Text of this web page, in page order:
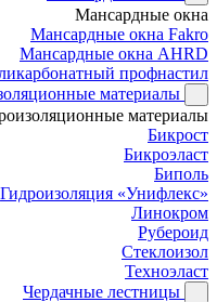
Мансардные окна
Мансардные окна Fakro
Мансардные окна AHRD
профнастил
материалы
материалы
Бикрост
Бикроэласт
Биполь
Гидроизоляция «Унифлекс»
Линокром
Рубероид
Стеклоизол
Техноэласт
Чердачные лестницы